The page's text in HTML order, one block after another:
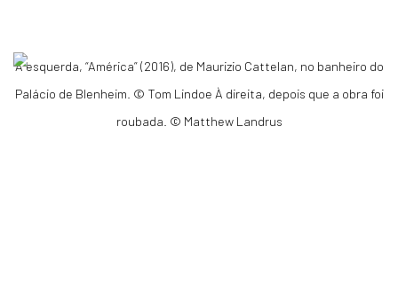
À esquerda, “América” (2016), de Maurizio Cattelan, no banheiro do
Palácio de Blenheim. © Tom Lindoe À direita, depois que a obra foi
roubada. © Matthew Landrus